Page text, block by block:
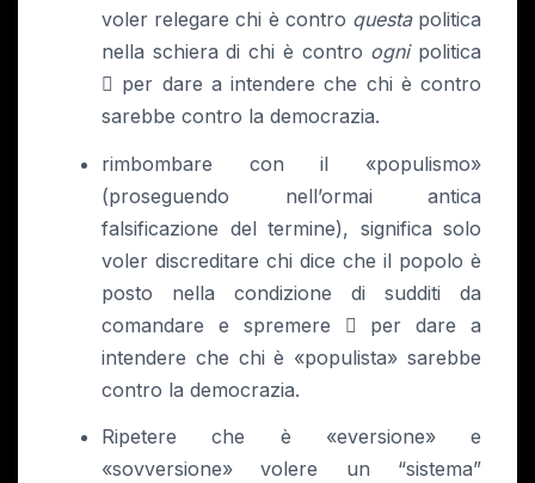
voler relegare chi è contro questapolitica
nella schiera di chi è contro ognipolitica
 per dare a intendere che chi è contro
sarebbe contro la democrazia.
rimbombare con il «populismo»
(proseguendo nell’ormai antica
falsificazione del termine), significa solo
voler discreditare chi dice che il popolo è
posto nella condizione di sudditi da
comandare e spremere

per dare a
intendere che chi è «populista» sarebbe
contro la democrazia.
Ripetere che è «eversione» e
«sovversione» volere un “sistema”